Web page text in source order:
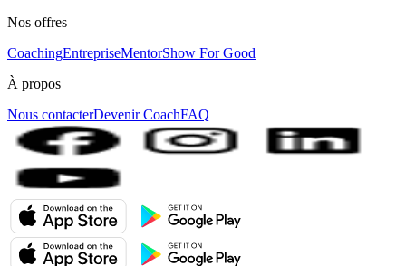
Nos offres
CoachingEntrepriseMentorShow For Good
À propos
Nous contacterDevenir CoachFAQ